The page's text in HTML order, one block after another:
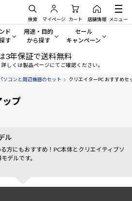
検索 マイページ カート 店舗情報 メニュー
をすべてみる
ド
す
用途・目的
から探す
一般向けパソコン
ゲーミングPC・ゲーム向けパソコン
学習向けパソコン
セール
キャンペーン
セール・キャンペー
期間限定セール
おすすめ目玉パソコン
3年保証で送料無料
しくは製品ページにてご確認ください。
ソコンと周辺機器のセット クリエイターPC おすすめセ
ップ
ル
方にもおすすめ！PC本体とクリエイティブソ
デルです。